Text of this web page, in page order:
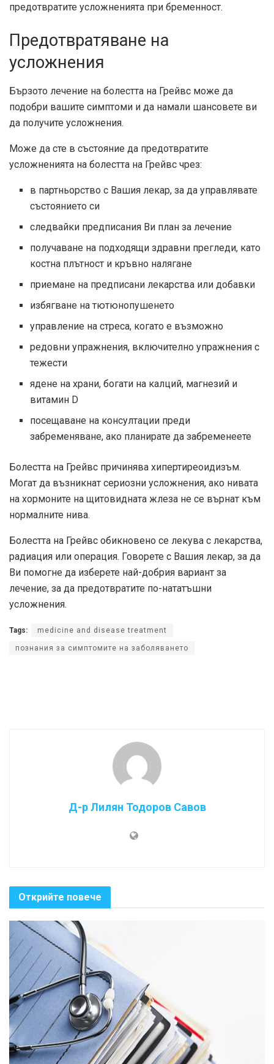
предотвратите усложненията при бременност.
Предотвратяване на
усложнения
Бързото лечение на болестта на Грейвс може да
подобри вашите симптоми и да намали шансовете ви
да получите усложнения.
Може да сте в състояние да предотвратите
усложненията на болестта на Грейвс чрез:
в партньорство с Вашия лекар, за да управлявате
състоянието си
следвайки предписания Ви план за лечение
получаване на подходящи здравни прегледи, като
костна плътност и кръвно налягане
приемане на предписани лекарства или добавки
избягване на тютюнопушенето
управление на стреса, когато е възможно
редовни упражнения, включително упражнения с
тежести
ядене на храни, богати на калций, магнезий и
витамин D
посещаване на консултации преди
забременяване, ако планирате да забременеете
Болестта на Грейвс причинява хипертиреоидизъм.
Могат да възникнат сериозни усложнения, ако нивата
на хормоните на щитовидната жлеза не се върнат към
нормалните нива.
Болестта на Грейвс обикновено се лекува с лекарства,
радиация или операция. Говорете с Вашия лекар, за да
Ви помогне да изберете най-добрия вариант за
лечение, за да предотвратите по-нататъшни
усложнения.
Tags: medicine and disease treatment
познания за симптомите на заболяването
Д-р Лилян Тодоров Савов
Открийте повече